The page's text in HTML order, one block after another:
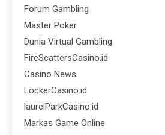
Forum Gambling
Master Poker
Dunia Virtual Gambling
FireScattersCasino.id
Casino News
LockerCasino.id
laurelParkCasino.id
Markas Game Online